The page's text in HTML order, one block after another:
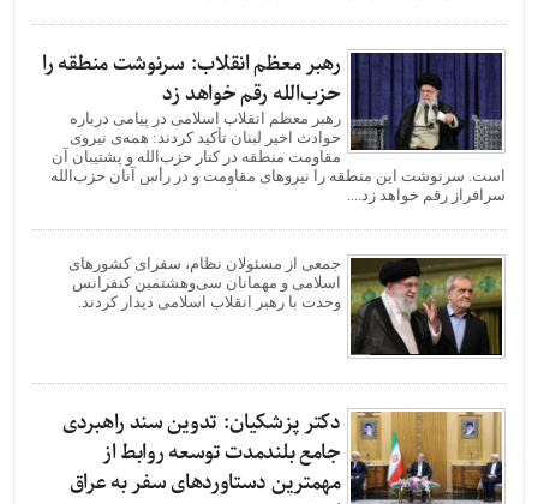
رهبر معظم انقلاب: سرنوشت منطقه را
حزب‌الله رقم خواهد زد
رهبر معظم انقلاب اسلامی در پیامی درباره
حوادث اخیر لبنان تأکید کردند: همه‌ی نیروی
مقاومت منطقه در کنار حزب‌الله و پشتیبان آن
است. سرنوشت این منطقه را نیروهای مقاومت و در رأس آنان حزب‌الله
سرافراز رقم خواهد زد....
جمعی از مسئولان نظام، سفرای کشورهای
اسلامی و مهمانان سی‌وهشتمین کنفرانس
وحدت با رهبر انقلاب اسلامی دیدار کردند.
دکتر پزشکیان: تدوین سند راهبردی
جامع بلندمدت توسعه روابط از
مهمترین دستاوردهای سفر به عراق